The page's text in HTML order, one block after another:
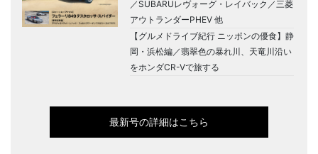
／SUBARUレヴォーグ・レイバック／三菱
アウトランダーPHEV 他
【グルメドライブ紀行 ニッポンの優食】静
岡・浜松編／翡翠色の暴れ川、天竜川沿い
をホンダCR-Vで旅する
最新号の詳細はこちら